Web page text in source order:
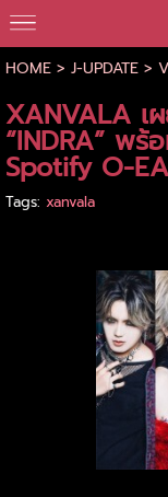
HOME> J-UPDATE>
XANVALA เ
“INDRA” พร้
Spotify O-
Tags: xanvala